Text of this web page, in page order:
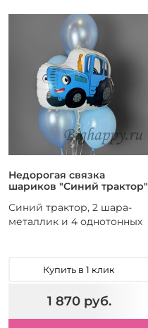
Недорогая связка
шариков "Синий трактор"
Синий трактор, 2 шара-
металлик и 4 однотонных
Купить в 1 клик
1 870 руб.